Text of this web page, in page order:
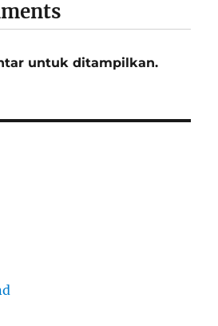
untuk ditampilkan.